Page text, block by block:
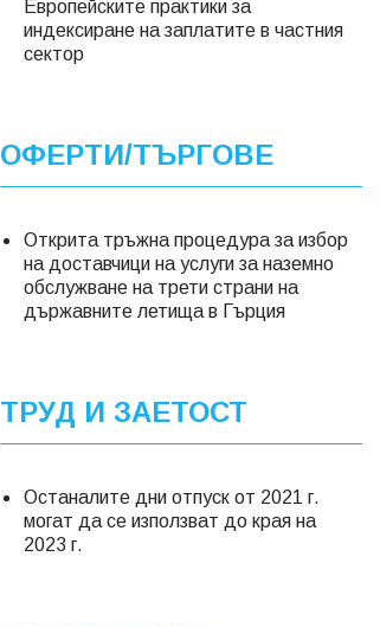
Европейските практики за
индексиране на заплатите в частния
сектор
ОФЕРТИ/ТЪРГОВЕ
Открита тръжна процедура за избор
на доставчици на услуги за наземно
обслужване на трети страни на
държавните летища в Гърция
ТРУД И ЗАЕТОСТ
Останалите дни отпуск от 2021 г.
могат да се използват до края на
2023 г.